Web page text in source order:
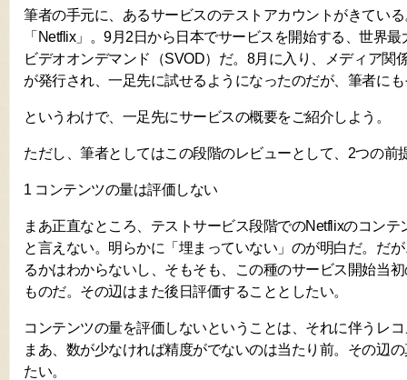
筆者の手元に、あるサービスのテストアカウントがきてい
「Netflix」。9月2日から日本でサービスを開始する、世界
ビデオオンデマンド（SVOD）だ。8月に入り、メディア関
が発行され、一足先に試せるようになったのだが、筆者に
というわけで、一足先にサービスの概要をご紹介しよう。
ただし、筆者としてはこの段階のレビューとして、2つの前
1 コンテンツの量は評価しない
まあ正直なところ、テストサービス段階でのNetflixのコン
と言えない。明らかに「埋まっていない」のが明白だ。だ
るかはわからないし、そもそも、この種のサービス開始当
ものだ。その辺はまた後日評価することとしたい。
コンテンツの量を評価しないということは、それに伴うレ
まあ、数が少なければ精度がでないのは当たり前。その辺
たい。